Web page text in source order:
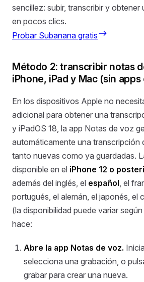
sencillez: subir, transcribir y obtener
en pocos clics.
Probar Subanana gratis
Método 2: transcribir notas
iPhone, iPad y Mac (sin
En los dispositivos Apple no
adicional para obtener una
y iPadOS 18, la app Notas de voz
automáticamente una transcripción
tanto nuevas como ya guardadas.
disponible en el iPhone 12 o
además del inglés, el español , el
portugués, el alemán, el japonés, el
(la disponibilidad puede variar
hace:
Abre la app Notas de voz.
selecciona una grabación, o
grabar para crear una nueva.